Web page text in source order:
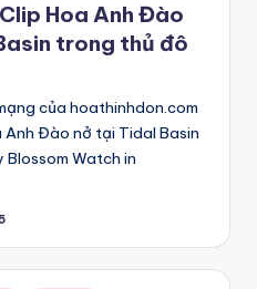
Hoa Anh Đào
trong thủ đô
của hoathinhdon.com
Anh Đào nở tại Tidal Basin
Blossom Watch in